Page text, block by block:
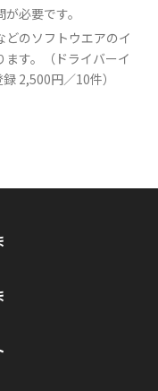
必要です。
のソフトウエアのイ
す。（ドライバーイ
2,500円／10件）